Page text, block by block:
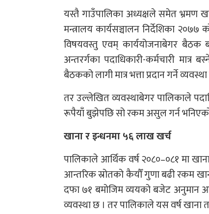
यस्तै गाउँपालिका अध्यक्षले समेत भ्रमण
मन्त्रालय कार्यसञ्चालन निर्देशिका
विषयवस्तु एवम् कार्ययोजनाबेगर
अन्तरर्गका पदाधिकारी-कर्मचारी
बैठकको लागी मात्र भत्ता प्रदान गर्ने
तर उल्लेखित व्यवस्थाबेगर पालिकाले
रूपैयाँ बुझेपछि सो रकम असुल गर्न
खाना र इन्धनमा ५६ लाख खर्च
पालिकाले आर्थिक वर्ष २०८०–०८१ मा
आन्तरिक स्रोतको कैयौँ गुणा बढी रकम
दफा ७१ बमोजिम व्ययको बजेट अनुमान
व्यवस्था छ । तर पालिकाले यस वर्ष खाना